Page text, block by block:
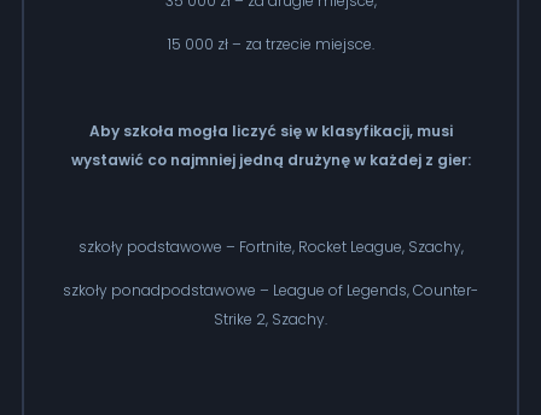
15 000 zł – za trzecie miejsce.
Aby szkoła mogła liczyć się w klasyfikacji, musi
wystawić co najmniej jedną drużynę w każdej z gier:
szkoły podstawowe – Fortnite, Rocket League, Szachy,
szkoły ponadpodstawowe – League of Legends, Counter-
Strike 2, Szachy.